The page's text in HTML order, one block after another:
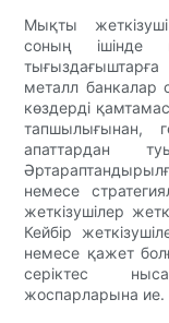
Мықты
соның ішінде
металл банкалар
көздерді
тапшылығынан,
апаттардан
немесе
жеткізушілер
Кейбір
немесе қажет
серіктес
жоспарларына ие.